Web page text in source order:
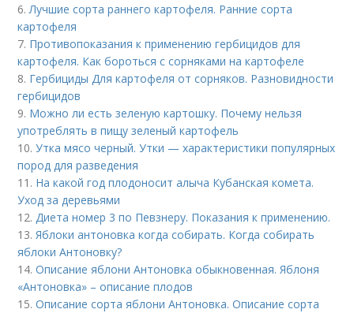
6.Лучшие сорта раннего картофеля. Ранние сорта
картофеля
7. Противопоказания к применению гербицидов для
картофеля. Как бороться с сорняками на картофеле
8. Гербициды Для картофеля от сорняков. Разновидности
гербицидов
9. Можно ли есть зеленую картошку. Почему нельзя
употреблять в пищу зеленый картофель
10.Утка мясо черный. Утки — характеристики популярных
пород для разведения
11. На какой год плодоносит алыча Кубанская комета.
Уход за деревьями
12.Диета номер 3 по Певзнеру. Показания к применению.
13.Яблоки антоновка когда собирать. Когда собирать
яблоки Антоновку?
14.Описание яблони Антоновка обыкновенная. Яблоня
«Антоновка» – описание плодов
15.Описание сорта яблони Антоновка. Описание сорта